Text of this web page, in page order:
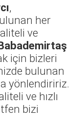
,
her
ve
için bizleri
bulunan
yönlendiririz.
ve hızlı
bizi